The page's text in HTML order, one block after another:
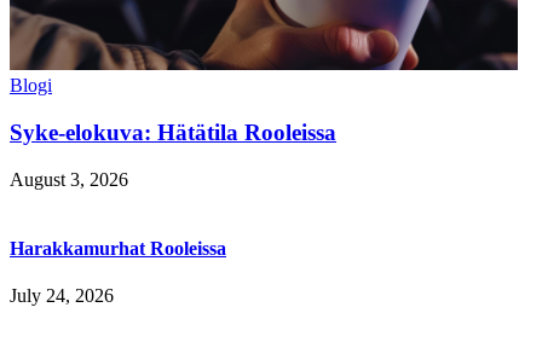
Blogi
Syke-elokuva: Hätätila Rooleissa
August 3, 2026
Harakkamurhat Rooleissa
July 24, 2026